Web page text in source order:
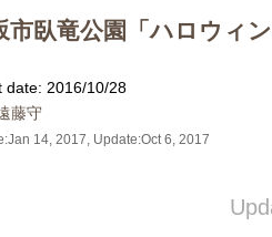
市臥竜公園「ハロウィ
date: 2016/10/28
藤守
Jan 14, 2017, Update:Oct 6, 2017